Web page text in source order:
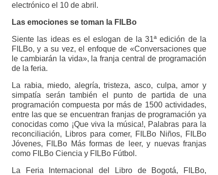
electrónico el 10 de abril.
Las emociones se toman la FILBo
Siente las ideas es el eslogan de la 31ª edición de la
FILBo, y a su vez, el enfoque de «Conversaciones que
le cambiarán la vida», la franja central de programación
de la feria.
La rabia, miedo, alegría, tristeza, asco, culpa, amor y
simpatía serán también el punto de partida de una
programación compuesta por más de 1500 actividades,
entre las que se encuentran franjas de programación ya
conocidas como ¡Que viva la música!, Palabras para la
reconciliación, Libros para comer, FILBo Niños, FILBo
Jóvenes, FILBo Más formas de leer, y nuevas franjas
como FILBo Ciencia y FILBo Fútbol.
La Feria Internacional del Libro de Bogotá, FILBo,